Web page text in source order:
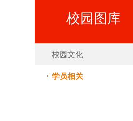
校园图库
校园文化
学员相关